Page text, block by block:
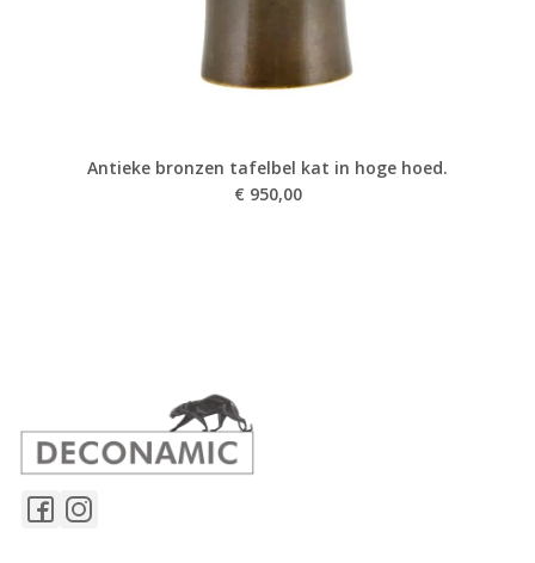
Antieke bronzen tafelbel kat in hoge hoed.
€ 950,00